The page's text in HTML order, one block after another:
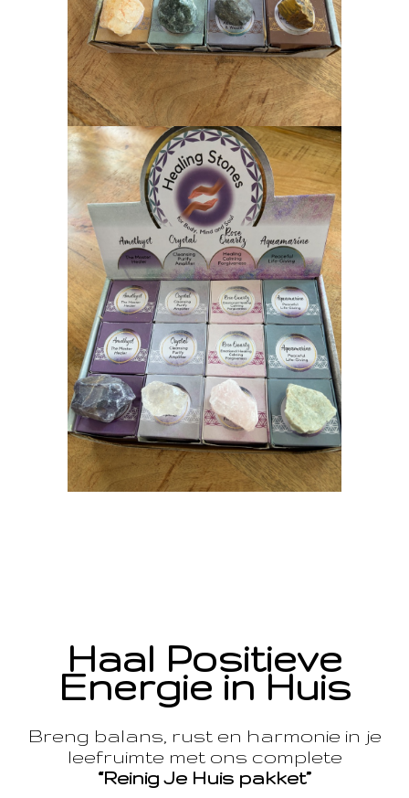
Haal Positieve
Energie in Huis
Breng balans, rust en harmonie in je
leefruimte met ons complete
“Reinig Je Huis pakket”